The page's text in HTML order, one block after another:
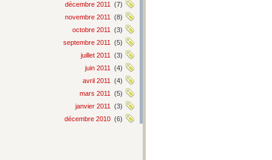
décembre 2011
(7)
novembre 2011
(8)
octobre 2011
(3)
septembre 2011
(5)
juillet 2011
(3)
juin 2011
(4)
avril 2011
(4)
mars 2011
(5)
janvier 2011
(3)
décembre 2010 (6)